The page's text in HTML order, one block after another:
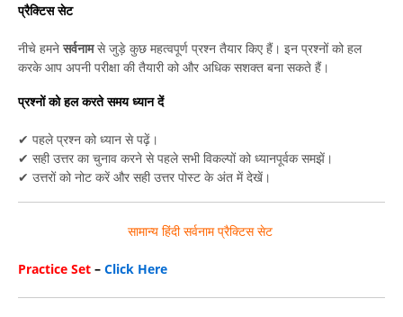
प्रैक्टिस सेट
नीचे हमनेसर्वनामसे जुड़े कुछ महत्वपूर्ण प्रश्न तैयार किए हैं। इन प्रश्नों को हल
करके आप अपनी परीक्षा की तैयारी को और अधिक सशक्त बना सकते हैं।
प्रश्नों को हल करते समय ध्यान दें
✔ पहले प्रश्न को ध्यान से पढ़ें।
✔ सही उत्तर का चुनाव करने से पहले सभी विकल्पों को ध्यानपूर्वक समझें।
✔ उत्तरों को नोट करें और सही उत्तर पोस्ट के अंत में देखें।
सामान्य हिंदी सर्वनाम प्रैक्टिस सेट
Practice Set – Click Here